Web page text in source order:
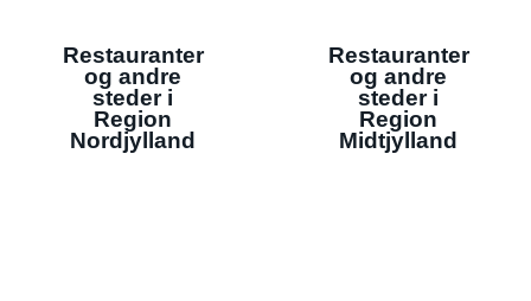
Restauranter
og andre
steder i
Region
Nordjylland
Restauranter
og andre
steder i
Region
Midtjylland